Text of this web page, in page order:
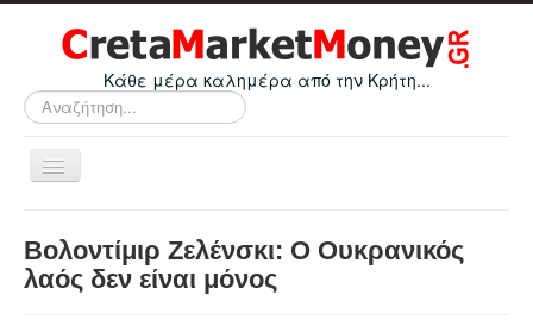
Κάθε μέρα καλημέρα από την Κρήτη...
Αναζήτηση...
Εναλλαγή
πλοήγησης
Οικονομικά
Βολοντίμιρ Ζελένσκι: O Ουκρανικός
λαός δεν είναι μόνος